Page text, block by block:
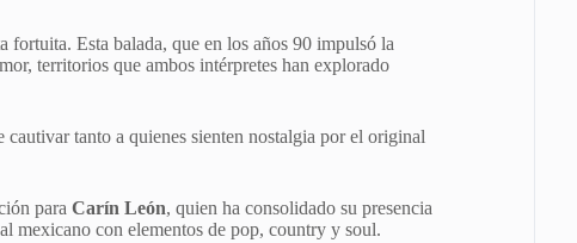
fortuita. Esta balada, que en los años 90 impulsó la
territorios que ambos intérpretes han explorado
tanto a quienes sienten nostalgia por el original
para Carín León, quien ha consolidado su presencia
mexicano con elementos de pop, country y soul.